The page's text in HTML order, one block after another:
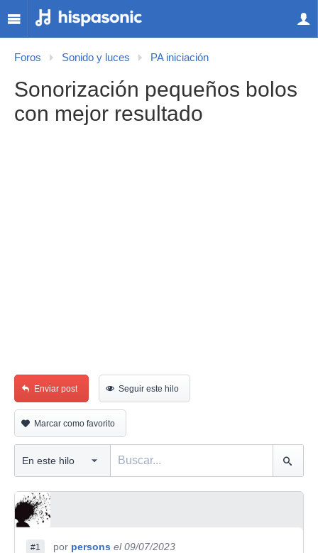
Foros Sonido y luces PA iniciación
Sonorización pequeños bolos
con mejor resultado
Enviar post Seguir este hilo
Marcar como favorito
#1 por persons el 09/07/2023